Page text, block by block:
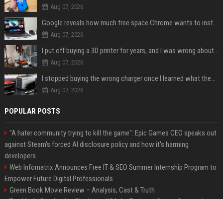
Aug 07, 2026
Google reveals how much free space Chrome wants to install local AI models
Aug 07, 2026
I put off buying a 3D printer for years, and I was wrong about almost everything
Aug 07, 2026
I stopped buying the wrong charger once I learned what these names mean
Aug 07, 2026
POPULAR POSTS
"A hater community trying to kill the game": Epic Games CEO speaks out
against Steam's forced AI disclosure policy and how it's harming
developers
Web Infomatrix Announces Free IT & SEO Summer Internship Program to
Empower Future Digital Professionals
Green Book Movie Review – Analysis, Cast & Truth